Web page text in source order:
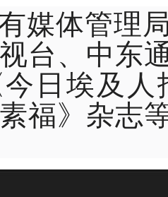
媒体管理
台、中东
日埃及
素福》杂志